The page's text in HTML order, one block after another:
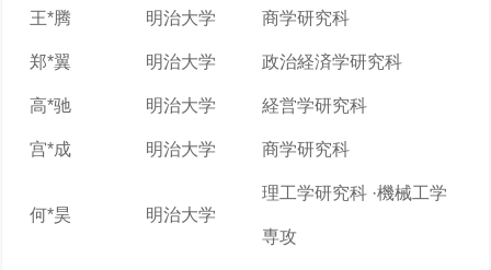
王*腾 明治大学 商学研究科
郑*翼 明治大学 政治経済学研究科
高*驰 明治大学 経営学研究科
宫*成 明治大学 商学研究科
何*昊 明治大学
理工学研究科 ·機械工学
専攻